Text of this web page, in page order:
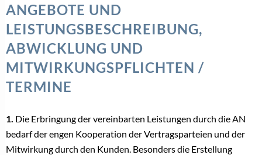
ANGEBOTE UND
LEISTUNGSBESCHREIBUNG,
ABWICKLUNG UND
MITWIRKUNGSPFLICHTEN /
TERMINE
1. Die Erbringung der vereinbarten Leistungen durch die AN
bedarf der engen Kooperation der Vertragsparteien und der
Mitwirkung durch den Kunden. Besonders die Erstellung